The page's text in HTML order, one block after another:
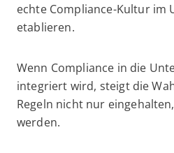
echte Compliance-Kultur im
etablieren.
Wenn Compliance in die
integriert wird, steigt die
Regeln nicht nur
werden.